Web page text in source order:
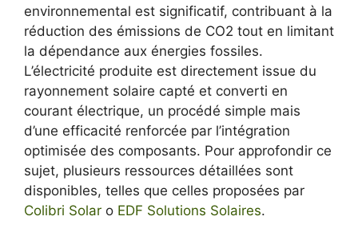
environnemental est significatif, contribuant à la
réduction des émissions de CO2 tout en limitant
la dépendance aux énergies fossiles.
L’électricité produite est directement issue du
rayonnement solaire capté et converti en
courant électrique, un procédé simple mais
d’une efficacité renforcée par l’intégration
optimisée des composants. Pour approfondir ce
sujet, plusieurs ressources détaillées sont
disponibles, telles que celles proposées par
Colibri Solar o EDF Solutions Solaires.